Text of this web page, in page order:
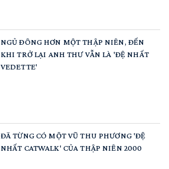
NGỦ ĐÔNG HƠN MỘT THẬP NIÊN, ĐẾN
KHI TRỞ LẠI ANH THƯ VẪN LÀ 'ĐỆ NHẤT
VEDETTE'
ĐÃ TỪNG CÓ MỘT VŨ THU PHƯƠNG 'ĐỆ
NHẤT CATWALK' CỦA THẬP NIÊN 2000